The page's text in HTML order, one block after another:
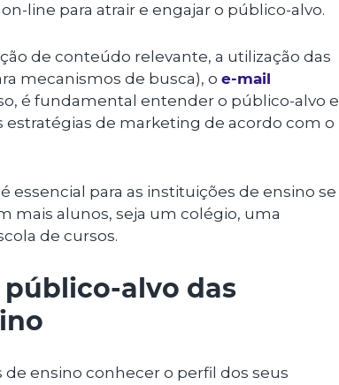
line para atrair e engajar o público-alvo.
de conteúdo relevante, a utilização das
mecanismos de busca), o e-mail
é fundamental entender o público-alvo e
estratégias de marketing de acordo com o
para as instituições de ensino se
mais alunos, seja um colégio, uma
de cursos.
alvo das
ensino conhecer o perfil dos seus